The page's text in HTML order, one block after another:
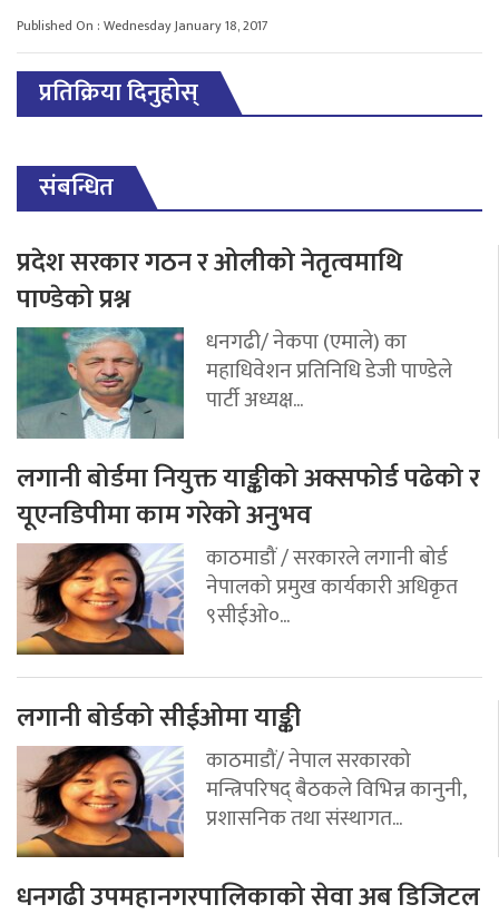
Published On : Wednesday January 18, 2017
प्रतिक्रिया दिनुहोस्
संबन्धित
प्रदेश सरकार गठन र ओलीको नेतृत्वमाथि
पाण्डेको प्रश्न
धनगढी/ नेकपा (एमाले) का
महाधिवेशन प्रतिनिधि डेजी पाण्डेले
पार्टी अध्यक्ष...
लगानी बोर्डमा नियुक्त याङ्कीको अक्सफोर्ड पढेको र
यूएनडिपीमा काम गरेको अनुभव
काठमाडौं / सरकारले लगानी बोर्ड
नेपालको प्रमुख कार्यकारी अधिकृत
९सीईओ०...
लगानी बोर्डको सीईओमा याङ्की
काठमाडौं/ नेपाल सरकारको
मन्त्रिपरिषद् बैठकले विभिन्न कानुनी,
प्रशासनिक तथा संस्थागत...
धनगढी उपमहानगरपालिकाको सेवा अब डिजिटल